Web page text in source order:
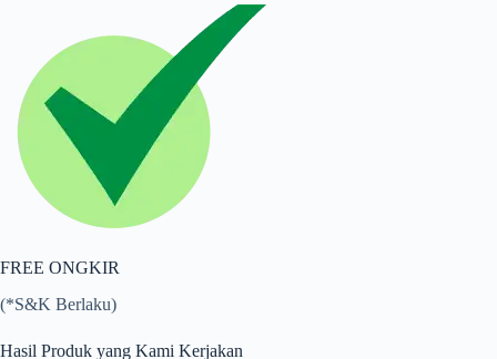
FREE ONGKIR
(*S&K Berlaku)
Hasil Produk yang Kami Kerjakan